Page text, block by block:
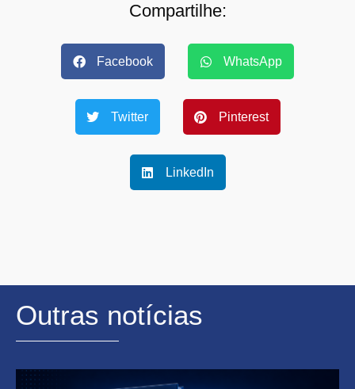
Compartilhe:
Facebook WhatsApp
Twitter Pinterest
LinkedIn
Outras notícias